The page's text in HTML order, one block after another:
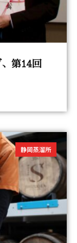
第14回
静岡蒸溜所